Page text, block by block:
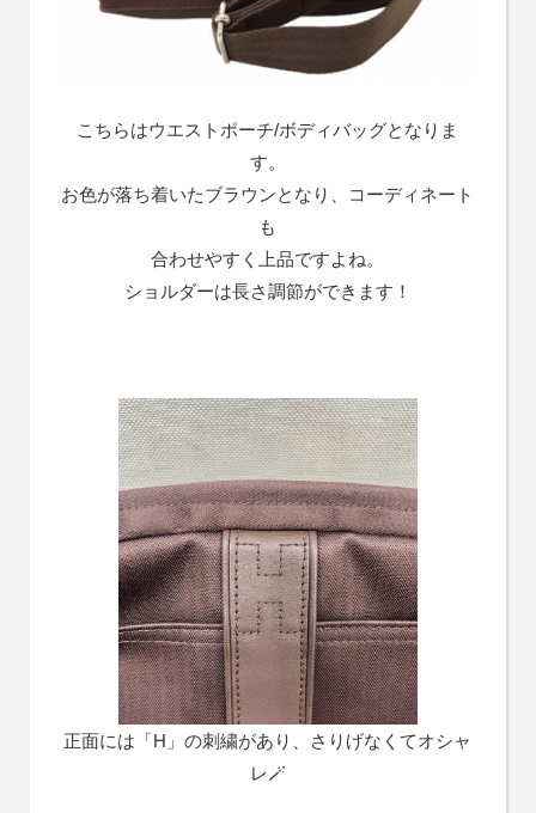
こちらはウエストポーチ/ボディバッグとなりま
す。
お色が落ち着いたブラウンとなり、コーディネート
も
合わせやすく上品ですよね。
ショルダーは長さ調節ができます！
正面には「H」の刺繍があり、さりげなくてオシャ
レ🪄